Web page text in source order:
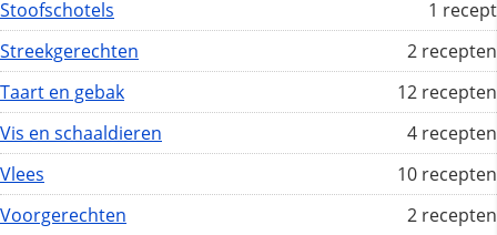
1 recept
Stoofschotels
2 recepten
Streekgerechten
12 recepten
Taart en gebak
4 recepten
Vis en schaaldieren
10 recepten
Vlees
2 recepten
Voorgerechten